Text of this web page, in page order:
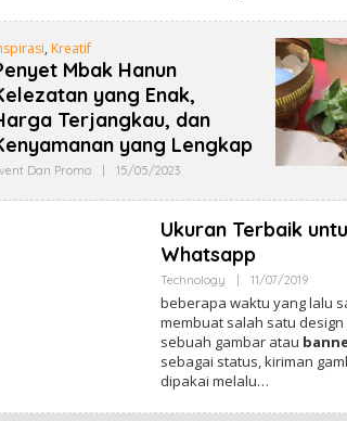
, Kreatif
Mbak Hanun
yang Enak,
Terjangkau, dan
yang Lengkap
Dan Promo | 15/05/2023O
E
A
D
M
I
Ukuran Terbaik
Whatsapp
Technology | 11/07/2019O
L
E
H
A
M
beberapa waktu yang lalu
membuat salah satu
sebuah gambar atau
sebagai status, kiriman
dipakai melalu…